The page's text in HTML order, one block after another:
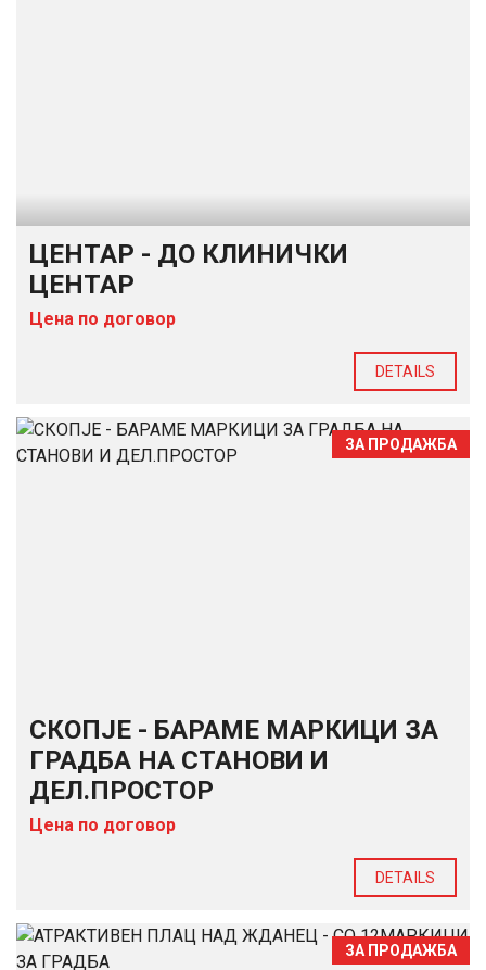
ЦЕНТАР - ДО КЛИНИЧКИ
ЦЕНТАР
Цена по договор
DETAILS
ЗА ПРОДАЖБА
СКОПЈЕ - БАРАМЕ МАРКИЦИ ЗА
ГРАДБА НА СТАНОВИ И
ДЕЛ.ПРОСТОР
Цена по договор
DETAILS
ЗА ПРОДАЖБА